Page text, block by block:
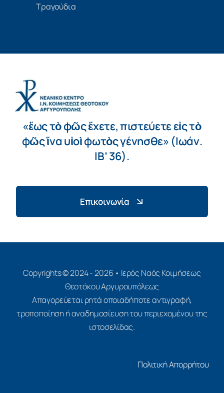
Τραγούδια
«ἕως τὸ φῶς ἔχετε, πιστεύετε εἰς τὸ
φῶς ἵνα υἱοὶ φωτὸς γένησθε» (Ιωάν.
ΙΒ’ 36).
Επικοινωνία
Copyrights © 2024 - 2026 • Ιερός Ναός Κοιμήσεως
Θεοτόκου Αργυρουπόλεως
Απαγορεύεται ρητά οποιαδήποτε αντιγραφή,
τροποποίηση ή αναδημοσίευση του περιεχομένου της
ιστοσελίδας.
Πολιτική Απορρήτου